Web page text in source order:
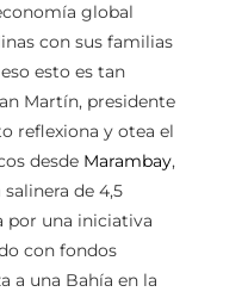
global
con sus familias
esto es tan
Martín, presidente
reflexiona y otea el
desde Marambay,
de 4,5
por una iniciativa
con fondos
a una Bahía en la